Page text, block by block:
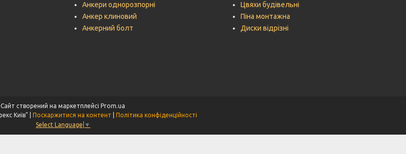
Анкери однорозпорні
Анкер клиновий
Анкерний болт
Цвяхи будівельні
Піна монтажна
Диски відрізні
Сайт створений на маркетплейсі Prom.ua
Поскаржитися на контент
Політика конфіденційності
Select Language ▼